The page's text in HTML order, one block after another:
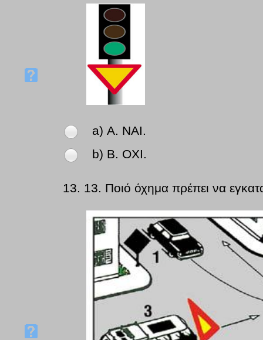
a) Α. ΝΑΙ.
b) Β. ΟΧΙ.
13. 13. Ποιό όχημα πρέπει να